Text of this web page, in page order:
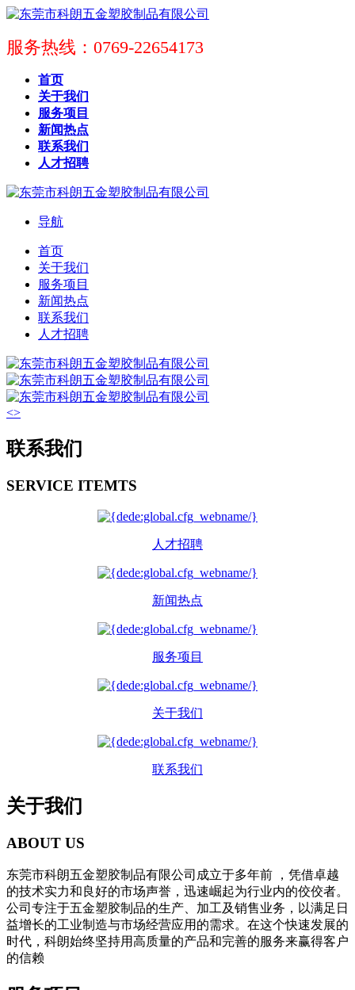
服务热线：0769-22654173
首页
关于我们
服务项目
新闻热点
联系我们
人才招聘
导航
首页
关于我们
服务项目
新闻热点
联系我们
人才招聘
<>
联系我们
SERVICE ITEMTS
人才招聘
新闻热点
服务项目
关于我们
联系我们
关于我们
ABOUT US
东莞市科朗五金塑胶制品有限公司成立于多年前 ，凭借卓越
的技术实力和良好的市场声誉，迅速崛起为行业内的佼佼者。
公司专注于五金塑胶制品的生产、加工及销售业务，以满足日
益增长的工业制造与市场经营应用的需求。在这个快速发展的
时代，科朗始终坚持用高质量的产品和完善的服务来赢得客户
的信赖